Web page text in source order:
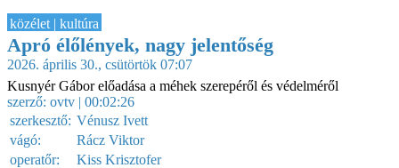
közélet | kultúra
Apró élőlények, nagy jelentőség
2026. április 30., csütörtök 07:07
Kusnyér Gábor előadása a méhek szerepéről és védelméről
szerző: ovtv | 00:02:26
szerkesztő: Vénusz Ivett
vágó:
Rácz Viktor
operatőr:
Kiss Krisztofer